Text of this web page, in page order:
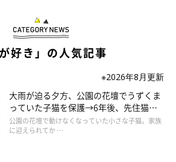
好きだったらいち。
とが大好きでした。（…だったと思う
気持ちよさそうに目を細めていた、もー
が好き」の人気記事
※2026年8月更新
大雨が迫る夕方、公園の花壇でうずくま
っていた子猫を保護→6年後、先住猫
と“姉妹”のような関係に
公園の花壇で動けなくなっていた小さな子猫。家族
に迎えられてか …